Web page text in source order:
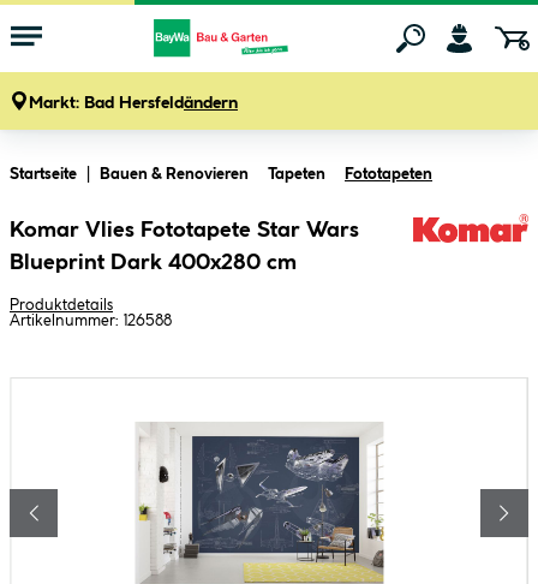
Markt: Bad Hersfeldändern
Startseite Bauen & Renovieren Tapeten Fototapeten
Komar Vlies Fototapete Star Wars
Blueprint Dark 400x280 cm
Produktdetails
Artikelnummer: 126588